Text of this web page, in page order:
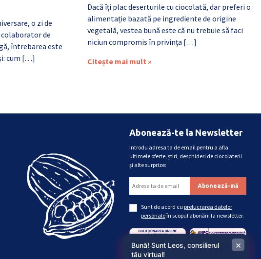
o zi de
de
întrebarea este
cum […]
Dacă îți plac deserturile cu ciocolată, dar preferi o
alimentație bazată pe ingrediente de origine
vegetală, vestea bună este că nu trebuie să faci
niciun compromis în privința […]
Citește mai mult »
Abonează-te la Newsletter
Introdu adresa ta de email pentru a afla
ultimele oferte, știri, deschideri de ciocolaterii
și alte surprize:
Sunt de acord cu prelucrarea datelor
personaleîn scopul abonării la newsletter.
Bună! Sunt Leos, consilierul
tău virtual!
×